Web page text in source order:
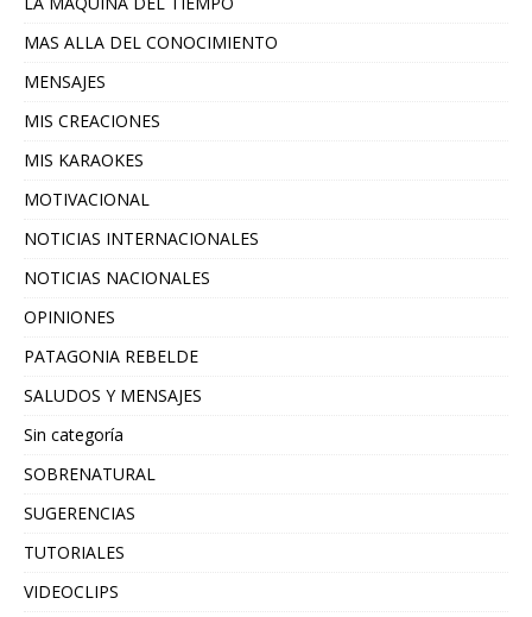
MAS ALLA DEL CONOCIMIENTO
MENSAJES
MIS CREACIONES
MIS KARAOKES
MOTIVACIONAL
NOTICIAS INTERNACIONALES
NOTICIAS NACIONALES
OPINIONES
PATAGONIA REBELDE
SALUDOS Y MENSAJES
Sin categoría
SOBRENATURAL
SUGERENCIAS
TUTORIALES
VIDEOCLIPS